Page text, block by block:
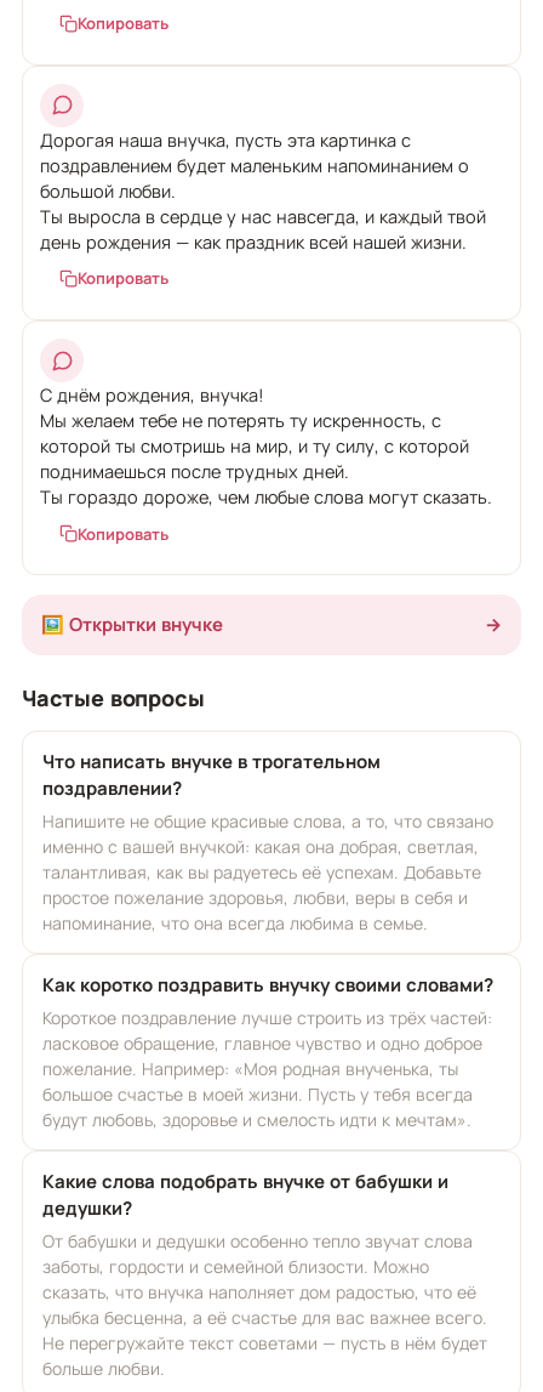
Копировать
Дорогая наша внучка, пусть эта картинка с
поздравлением будет маленьким напоминанием о
большой любви.
Ты выросла в сердце у нас навсегда, и каждый твой
день рождения — как праздник всей нашей жизни.
Копировать
С днём рождения, внучка!
Мы желаем тебе не потерять ту искренность, с
которой ты смотришь на мир, и ту силу, с которой
поднимаешься после трудных дней.
Ты гораздо дороже, чем любые слова могут сказать.
Копировать
🖼️ Открытки внучке →
Частые вопросы
Что написать внучке в трогательном
поздравлении?
Напишите не общие красивые слова, а то, что связано
именно с вашей внучкой: какая она добрая, светлая,
талантливая, как вы радуетесь её успехам. Добавьте
простое пожелание здоровья, любви, веры в себя и
напоминание, что она всегда любима в семье.
Как коротко поздравить внучку своими словами?
Короткое поздравление лучше строить из трёх частей:
ласковое обращение, главное чувство и одно доброе
пожелание. Например: «Моя родная внученька, ты
большое счастье в моей жизни. Пусть у тебя всегда
будут любовь, здоровье и смелость идти к мечтам».
Какие слова подобрать внучке от бабушки и
дедушки?
От бабушки и дедушки особенно тепло звучат слова
заботы, гордости и семейной близости. Можно
сказать, что внучка наполняет дом радостью, что её
улыбка бесценна, а её счастье для вас важнее всего.
Не перегружайте текст советами — пусть в нём будет
больше любви.